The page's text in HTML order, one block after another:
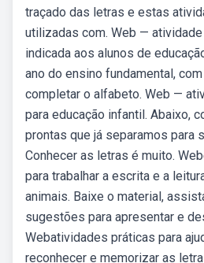
traçado das letras e estas
utilizadas com. Web —
indicada aos alunos de
ano do ensino fundamental,
completar o alfabeto. Web —
para educação infantil. Abaixo,
prontas que já separamos para
Conhecer as letras é muito.
para trabalhar a escrita e a
animais. Baixe o material,
sugestões para apresentar e
Webatividades práticas para
reconhecer e memorizar as